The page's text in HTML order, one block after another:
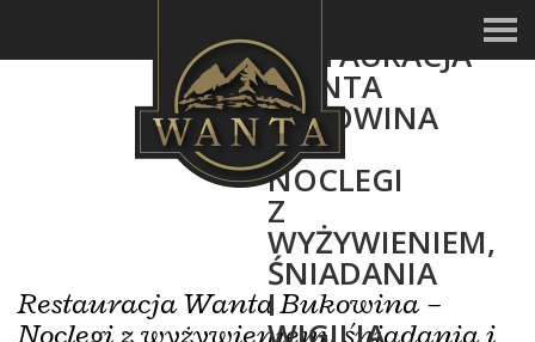
RESTAURACJA
WANTA
BUKOWINA
–
NOCLEGI
Z
WYŻYWIENIEM,
ŚNIADANIA
I
Restauracja Wanta Bukowina –